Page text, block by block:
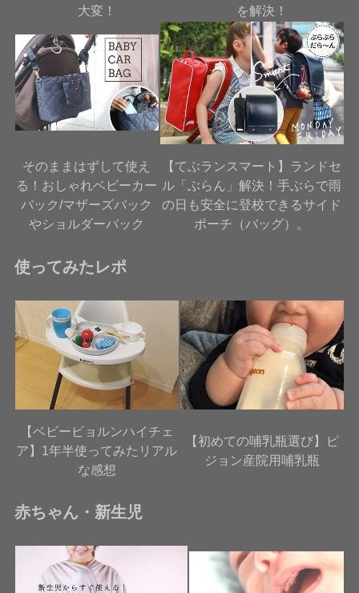
大変！
を解決！
そのままはずして使え
る！おしゃれベビーカー
バック/マザーズバック
やショルダーバック
【てぶランスマート】ランドセ
ル「ぶらん」解決！手ぶらで雨
の日も安全に登校できるサイド
ポーチ（バッグ）。
使ってみたレポ
【ベビービョルンハイチェ
ア】1年半使ってみたリアル
な感想
【初めての哺乳瓶選び】ピ
ジョン産院用哺乳瓶
赤ちゃん・新生児